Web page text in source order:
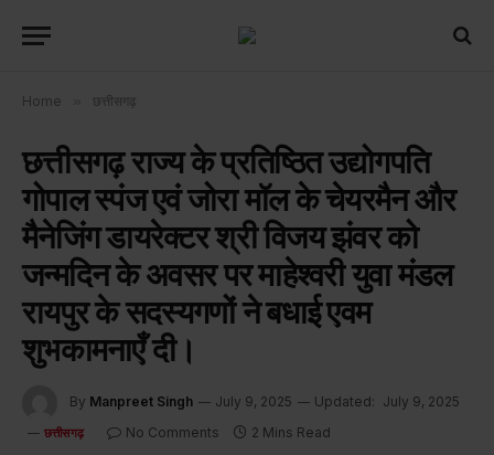
Home छत्तीसगढ़
छत्तीसगढ़ राज्य के प्रतिष्ठित उद्योगपति
गोपाल स्पंज एवं जोरा मॉल के चेयरमैन और
मैनेजिंग डायरेक्टर श्री विजय झंवर को
जन्मदिन के अवसर पर माहेश्वरी युवा मंडल
रायपुर के सदस्यगणों ने बधाई एवम
शुभकामनाएँ दी।
By Manpreet Singh July 9, 2025 Updated: July 9, 2025
छत्तीसगढ़ No Comments 2 Mins Read